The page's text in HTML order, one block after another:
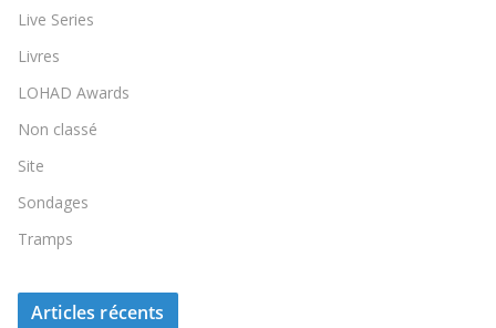
Live Series
Livres
LOHAD Awards
Non classé
Site
Sondages
Tramps
Articles récents